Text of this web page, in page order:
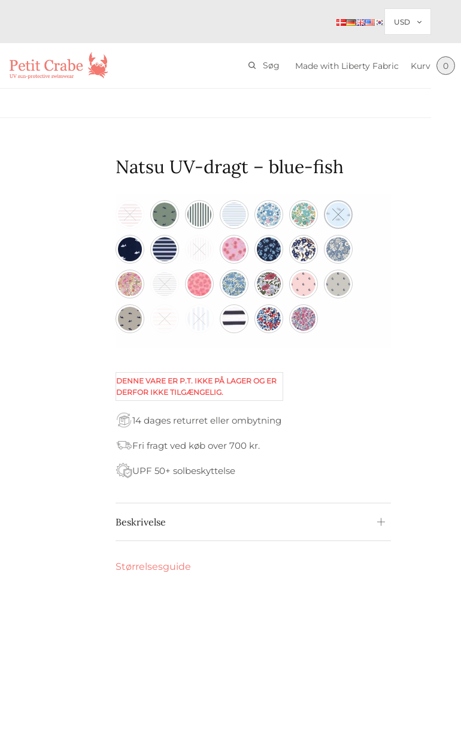
Søg Made with Liberty Fabric Kurv 0
Natsu UV-dragt – blue-fish
DENNE VARE ER P.T. IKKE PÅ LAGER OG ER
DERFOR IKKE TILGÆNGELIG.
14 dages returret eller ombytning
Fri fragt ved køb over 700 kr.
UPF 50+ solbeskyttelse
Beskrivelse
Størrelsesguide